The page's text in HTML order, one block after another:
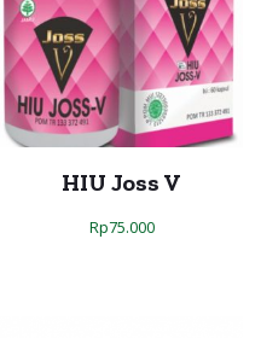
HIU Joss V
Rp75.000